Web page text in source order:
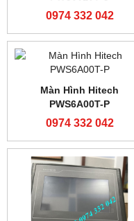
0974 332 042
PLC Shihlin AX2N-32MR-
0974 332 042